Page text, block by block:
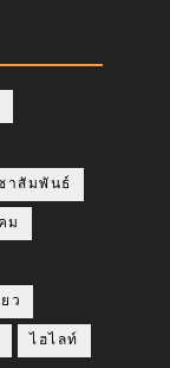
าสัมพันธ์
ม
ว
ไฮไลท์